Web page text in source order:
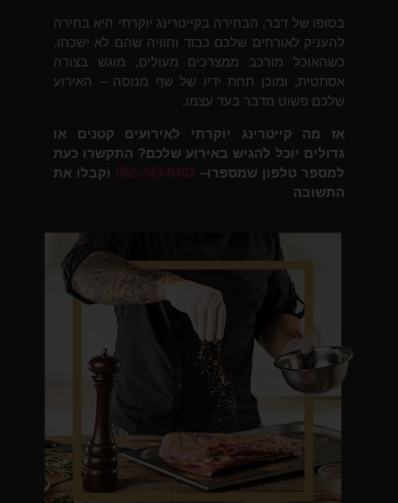
בסופו של דבר, הבחירה בקייטרינג יוקרתי היא בחירה
להעניק לאורחים שלכם כבוד וחוויה שהם לא ישכחו.
כשהאוכל מורכב ממצרכים מעולים, מוגש בצורה
אסתטית, ומוכן תחת ידיו של שף מנוסה – האירוע
שלכם פשוט מדבר בעד עצמו.
אז מה קייטרינג יוקרתי לאירועים קטנים או
גדולים יוכל להגיש באירוע שלכם? התקשרו כעת
למספר טלפון שמספרו– 052-343-0402 וקבלו את
התשובה